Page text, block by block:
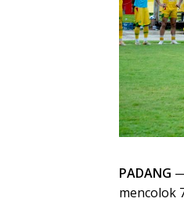
PADANG
mencolok